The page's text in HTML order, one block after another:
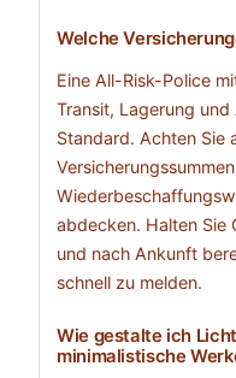
Welche
Eine All-Risk-Police
Transit, Lagerung
Standard. Achten Sie
abdecken. Halten Sie
und nach Ankunft
schnell zu melden.
Wie gestalte ich
minimalistische